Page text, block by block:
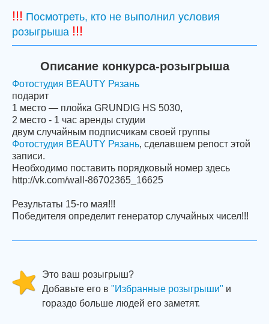
!!! Посмотреть, кто не выполнил условия
розыгрыша !!!
Описание конкурса-розыгрыша
Фотостудия BEAUTY Рязань
подарит
1 место — плойка GRUNDIG HS 5030,
2 место - 1 час аренды студии
двум случайным подписчикам своей группы
Фотостудия BEAUTY Рязань, сделавшем репост этой
записи.
Необходимо поставить порядковый номер здесь
http://vk.com/wall-86702365_16625
Результаты 15-го мая!!!
Победителя определит генератор случайных чисел!!!
Это ваш розыгрыш?
Добавьте его в "Избранные розыгрыши" и
гораздо больше людей его заметят.